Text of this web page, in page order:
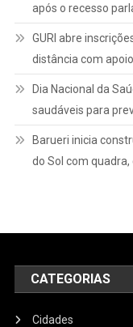
após o recesso
GURI abre
distância com
Dia Nacional da
saudáveis para
Barueri inicia
do Sol com
CATEGORIAS
Cidades